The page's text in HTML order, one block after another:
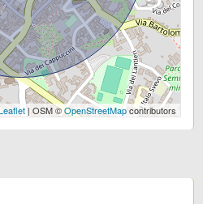
commerciali
comunali
| OSM ©OpenStreetMapcontributors